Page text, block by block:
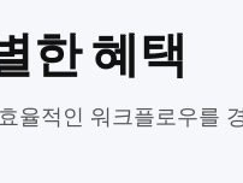
한 혜택
율적인 워크플로우를